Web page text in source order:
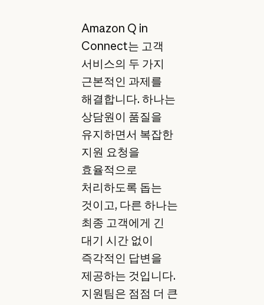
Amazon Q in
Connect는 고객
서비스의 두 가지
근본적인 과제를
해결합니다. 하나는
상담원이 품질을
유지하면서 복잡한
지원 요청을
효율적으로
처리하도록 돕는
것이고, 다른 하나는
최종 고객에게 긴
대기 시간 없이
즉각적인 답변을
제공하는 것입니다.
지원팀은 점점 더 큰